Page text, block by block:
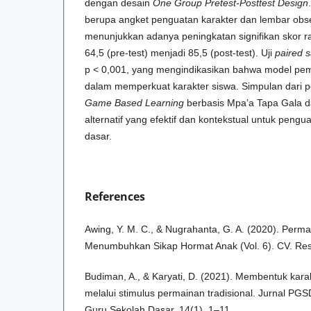
dengan desain One Group Pretest-Posttest Design
berupa angket penguatan karakter dan lembar
menunjukkan adanya peningkatan signifikan skor
64,5 (pre-test) menjadi 85,5 (post-test). Uji paired
p < 0,001, yang mengindikasikan bahwa model
dalam memperkuat karakter siswa. Simpulan dari
Game Based L earning berbasis Mpa’a Tapa Gala
alternatif yang efektif dan kontekstual untuk
dasar.
References
Awing, Y. M. C., & Nugrahanta, G. A. (2020).
Menumbuhkan Sikap Hormat Anak (Vol. 6). CV.
Budiman, A., & Karyati, D. (2021). Membentuk
melalui stimulus permainan tradisional. Jurnal